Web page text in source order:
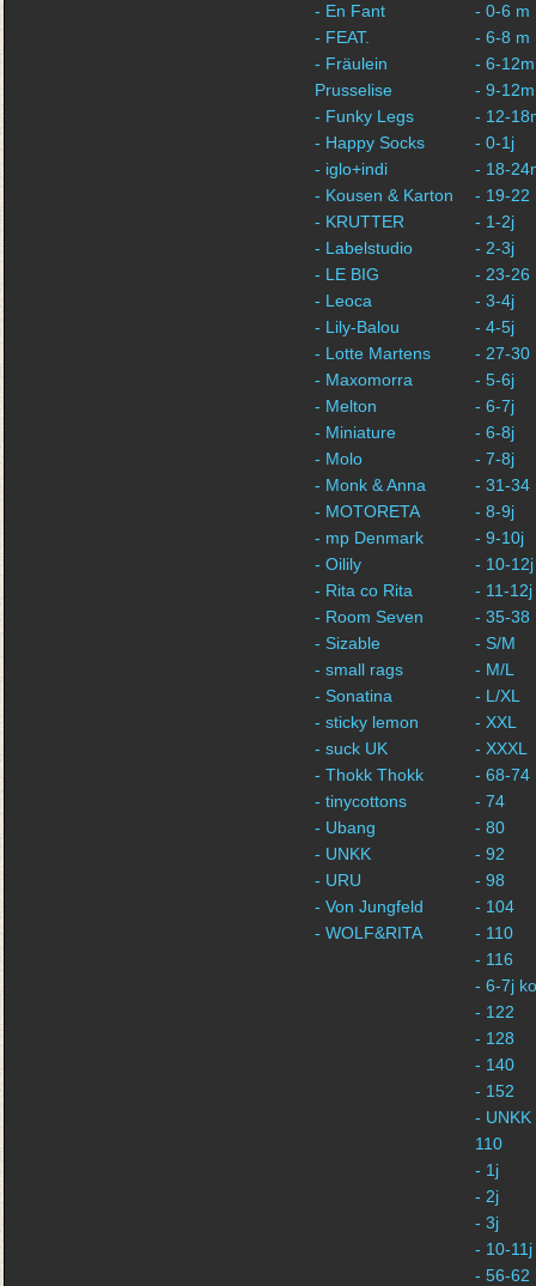
- En Fant
- FEAT.
- Fräulein
Prusselise
- Funky Legs
- Happy Socks
- iglo+indi
- Kousen & Karton
- KRUTTER
- Labelstudio
- LE BIG
- Leoca
- Lily-Balou
- Lotte Martens
- Maxomorra
- Melton
- Miniature
- Molo
- Monk & Anna
- MOTORETA
- mp Denmark
- Oilily
- Rita co Rita
- Room Seven
- Sizable
- small rags
- Sonatina
- sticky lemon
- suck UK
- Thokk Thokk
- tinycottons
- Ubang
- UNKK
- URU
- Von Jungfeld
- WOLF&RITA
- 0-6 m
- 6-8 m
- 6-12m
- 9-12m
- 12-
- 0-1j
- 18-
- 19-22
- 1-2j
- 2-3j
- 23-26
- 3-4j
- 4-5j
- 27-30
- 5-6j
- 6-7j
- 6-8j
- 7-8j
- 31-34
- 8-9j
- 9-10j
- 10-12j
- 11-12j
- 35-38
- S/M
- M/L
- L/XL
- XXL
- XXXL
- 68-74
- 74
- 80
- 92
- 98
- 104
- 110
- 116
- 6-7j
- 122
- 128
- 140
- 152
-
110
- 1j
- 2j
- 3j
- 10-11j
- 56-62